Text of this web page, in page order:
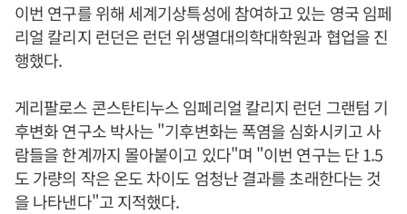
이번 연구를 위해 세계기상특성에 참여하고 있는 영국 임페
리얼 칼리지 런던은 런던 위생열대의학대학원과 협업을 진
행했다.
게리팔로스 콘스탄티누스 임페리얼 칼리지 런던 그랜텀 기
후변화 연구소 박사는 "기후변화는 폭염을 심화시키고 사
람들을 한계까지 몰아붙이고 있다"며 "이번 연구는 단 1.5
도 가량의 작은 온도 차이도 엄청난 결과를 초래한다는 것
을 나타낸다"고 지적했다.